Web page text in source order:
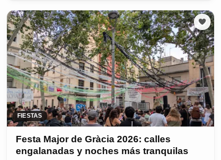
FIESTAS
Festa Major de Gràcia 2026: calles
engalanadas y noches más tranquilas